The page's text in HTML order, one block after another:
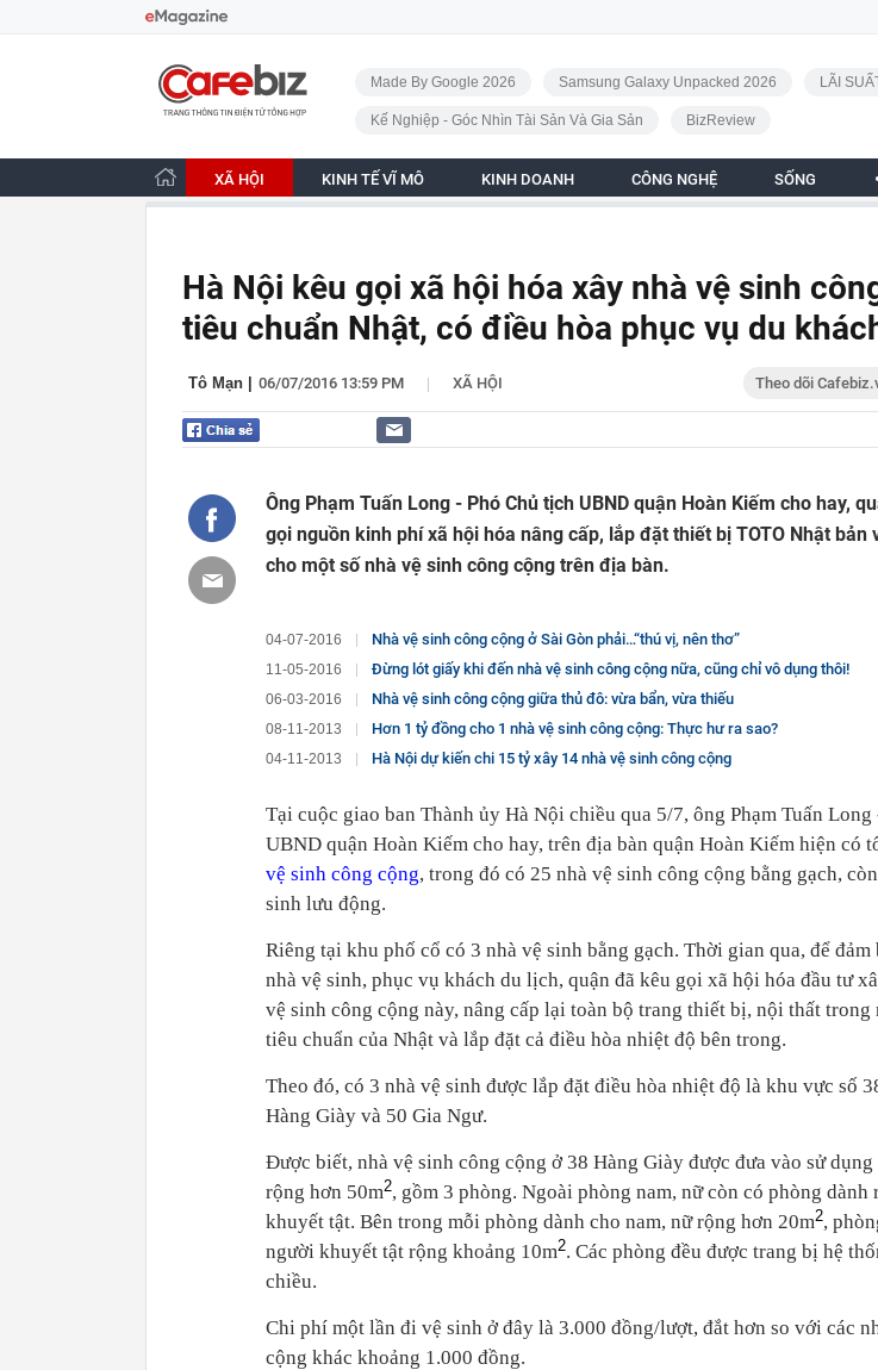
CafeBiz - Trang chủ
Made By Google 2026 Samsung Galaxy Unpacked 2026 LÃI
Kế Nghiệp - Góc Nhìn Tài Sản Và Gia Sản BizReview
XÃ HỘI KINH TẾ VĨ MÔ KINH DOANH CÔNG NGHỆ SỐNG
Hà Nội kêu gọi xã hội hóa xây nhà vệ sinh
tiêu chuẩn Nhật, có điều hòa phục vụ du
Tô Mạn 06/07/2016 13:59 PM | XÃ HỘI Theo dõi
Ông Phạm Tuấn Long - Phó Chủ tịch UBND quận Hoàn Kiếm cho hay,
gọi nguồn kinh phí xã hội hóa nâng cấp, lắp đặt thiết bị TOTO Nhật bản
cho một số nhà vệ sinh công cộng trên địa bàn.
04-07-2016 Nhà vệ sinh công cộng ở Sài Gòn phải…“thú vị, nên thơ”
11-05-2016 Đừng lót giấy khi đến nhà vệ sinh công cộng nữa, cũng chỉ vô dụng thôi!
06-03-2016 Nhà vệ sinh công cộng giữa thủ đô: vừa bẩn, vừa thiếu
08-11-2013 Hơn 1 tỷ đồng cho 1 nhà vệ sinh công cộng: Thực hư ra sao?
04-11-2013 Hà Nội dự kiến chi 15 tỷ xây 14 nhà vệ sinh công cộng
Tại cuộc giao ban Thành ủy Hà Nội chiều qua 5/7, ông Phạm Tuấn
UBND quận Hoàn Kiếm cho hay, trên địa bàn quận Hoàn Kiếm hiện có
vệ sinh công cộng, trong đó có 25 nhà vệ sinh công cộng bằng gạch,
sinh lưu động.
Riêng tại khu phố cổ có 3 nhà vệ sinh bằng gạch. Thời gian qua, để đảm
nhà vệ sinh, phục vụ khách du lịch, quận đã kêu gọi xã hội hóa đầu tư
vệ sinh công cộng này, nâng cấp lại toàn bộ trang thiết bị, nội thất trong
tiêu chuẩn của Nhật và lắp đặt cả điều hòa nhiệt độ bên trong.
Theo đó, có 3 nhà vệ sinh được lắp đặt điều hòa nhiệt độ là khu vực số
Hàng Giày và 50 Gia Ngư.
Được biết, nhà vệ sinh công cộng ở 38 Hàng Giày được đưa vào sử
rộng hơn 50m2, gồm 3 phòng. Ngoài phòng nam, nữ còn có phòng
khuyết tật. Bên trong mỗi phòng dành cho nam, nữ rộng hơn 20m2,
người khuyết tật rộng khoảng 10m2. Các phòng đều được trang bị hệ
chiều.
Chi phí một lần đi vệ sinh ở đây là 3.000 đồng/lượt, đắt hơn so với các
cộng khác khoảng 1.000 đồng.